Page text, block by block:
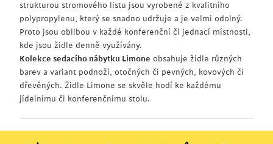
strukturou stromového listu jsou vyrobené z kvalitního
polypropylenu, který se snadno udržuje a je velmi odolný.
Proto jsou oblibou v každé konferenční či jednací místnosti,
kde jsou židle denně využívány.
Kolekce sedacího nábytku Limone obsahuje židle různých
barev a variant podnoží, otočných či pevných, kovových či
dřevěných. Židle Limone se skvěle hodí ke každému
jídelnímu či konferenčnímu stolu.